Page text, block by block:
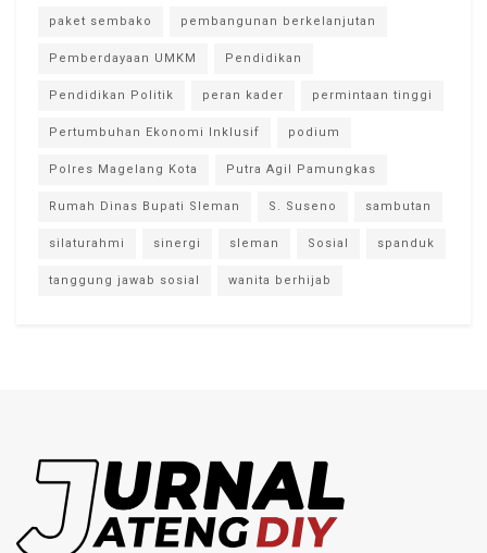
paket sembako pembangunan berkelanjutan
Pemberdayaan UMKM Pendidikan
Pendidikan Politik peran kader permintaan tinggi
Pertumbuhan Ekonomi Inklusif podium
Polres Magelang Kota Putra Agil Pamungkas
Rumah Dinas Bupati Sleman S. Suseno sambutan
silaturahmi sinergi sleman Sosial spanduk
tanggung jawab sosial wanita berhijab